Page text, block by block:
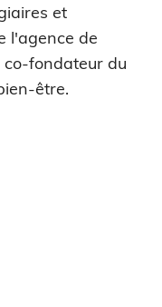
et
l'agence de
co-fondateur du
être.